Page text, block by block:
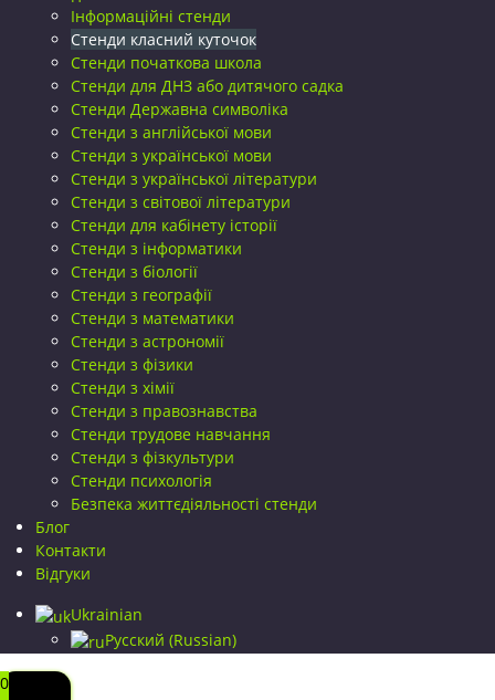
Інформаційні стенди
Стенди класний куточок
Стенди початкова школа
Стенди для ДНЗ або дитячого садка
Стенди Державна символіка
Стенди з англійської мови
Стенди з української мови
Стенди з української літератури
Стенди з світової літератури
Стенди для кабінету історії
Стенди з інформатики
Стенди з біології
Стенди з географії
Стенди з математики
Стенди з астрономії
Стенди з фізики
Стенди з хімії
Стенди з правознавства
Стенди трудове навчання
Стенди з фізкультури
Стенди психологія
Безпека життєдіяльності стенди
Блог
Контакти
Відгуки
Ukrainian
Русский (Russian)
0